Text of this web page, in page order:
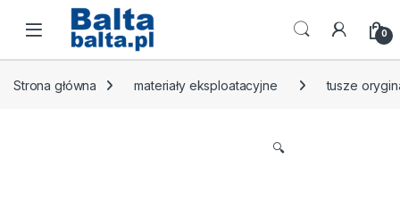
Skip to navigation
Skip to content
Open 0
Strona główna materiały eksploatacyjne tusze
🔍